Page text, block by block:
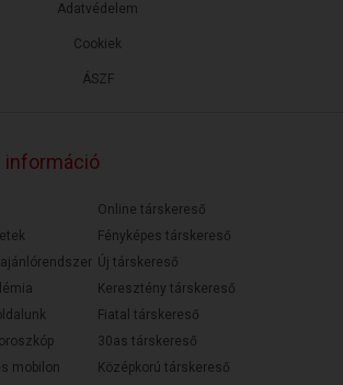
ÁSZF
Adatvédelem
Cookiek
információ
mobilon
Online társkereső
Fényképes társkereső
Új társkereső
Keresztény társkereső
Fiatal társkereső
30as társkereső
Középkorú társkereső